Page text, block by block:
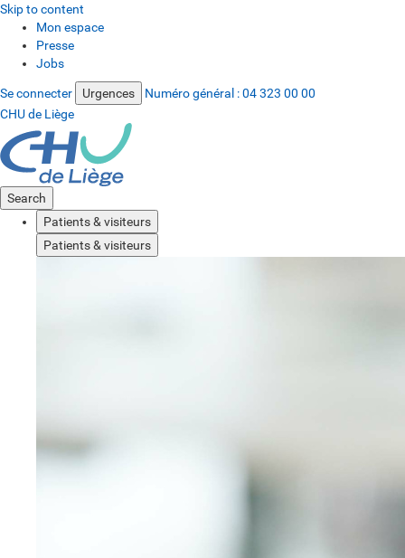
Skip to content
Mon espace
Presse
Jobs
Se connecter Urgences Numéro général :04 323 00 00
CHU de Liège
Search
Patients & visiteurs
Patients & visiteurs